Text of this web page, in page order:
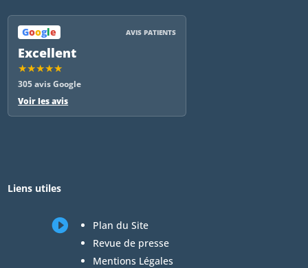
Google AVIS PATIENTS
Excellent
★★★★★
305 avis Google
Voir les avis
Liens utiles

Plan du Site
Revue de presse
Mentions Légales